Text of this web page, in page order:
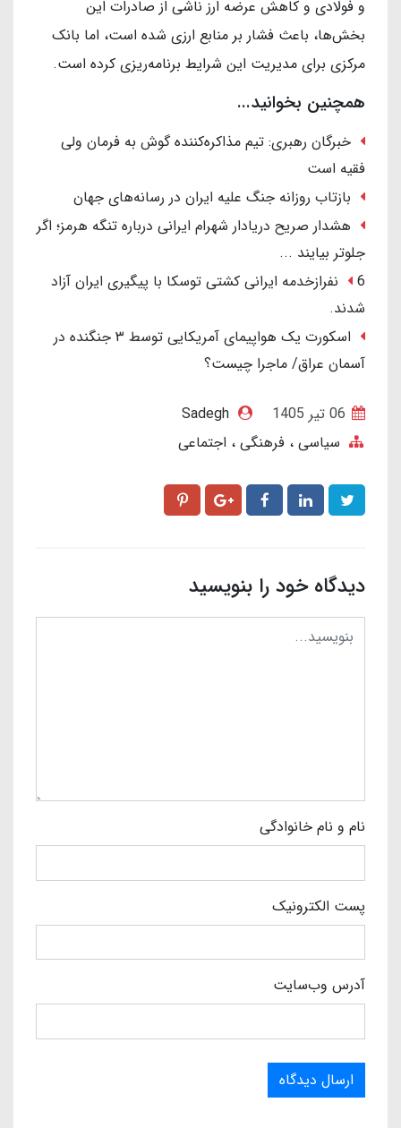
و فولادی و کاهش عرضه ارز ناشی از صادرات این
بخش‌ها، باعث فشار بر منابع ارزی شده است، اما بانک
مرکزی برای مدیریت این شرایط برنامه‌ریزی کرده است.
همچنین بخوانید...
خبرگان رهبری: تیم مذاکره‌کننده گوش به فرمان ولی
فقیه است
بازتاب روزانه جنگ علیه ایران در رسانه‌های جهان
هشدار صریح دریادار شهرام ایرانی درباره تنگه هرمز؛ اگر
جلوتر بیایند ...
6 نفرازخدمه ایرانی کشتی توسکا با پیگیری ایران آزاد
شدند.
اسکورت یک هواپیمای آمریکایی توسط ۳ جنگنده در
آسمان عراق/ ماجرا چیست؟
Sadegh
سیاسی ، فرهنگی ، اجتماعی
دیدگاه خود را بنویسید
نام و نام خانوادگی
پست الکترونیک
آدرس وب‌سایت
ارسال دیدگاه